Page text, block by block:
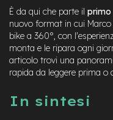
l
i
g
h
t
e
M
È da qui che parte il primo
nuovo format in cui
bike a 360°, con
monta e le ripara ogni
articolo trovi una
rapida da leggere prima o
In sintesi